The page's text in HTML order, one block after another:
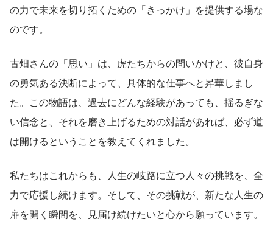
の力で未来を切り拓くための「きっかけ」を提供する場な
のです。
古畑さんの「思い」は、虎たちからの問いかけと、彼自身
の勇気ある決断によって、具体的な仕事へと昇華しまし
た。この物語は、過去にどんな経験があっても、揺るぎな
い信念と、それを磨き上げるための対話があれば、必ず道
は開けるということを教えてくれました。
私たちはこれからも、人生の岐路に立つ人々の挑戦を、全
力で応援し続けます。そして、その挑戦が、新たな人生の
扉を開く瞬間を、見届け続けたいと心から願っています。